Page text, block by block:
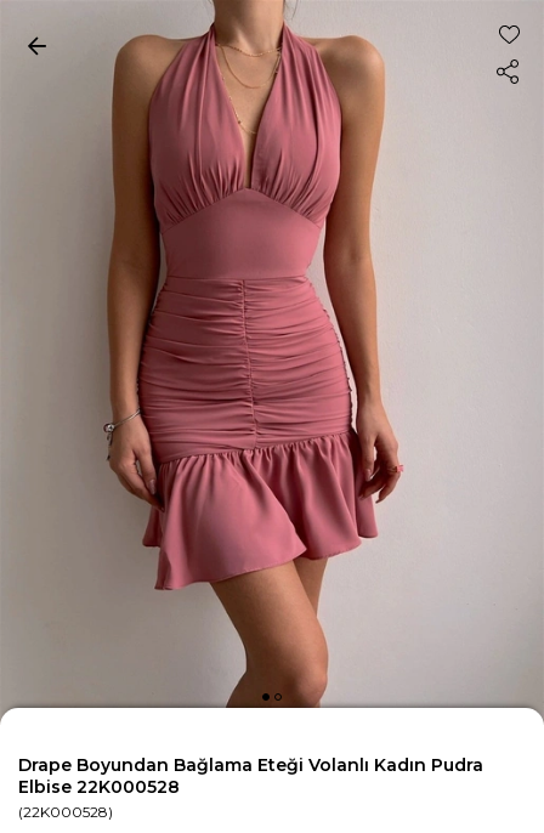
Drape Boyundan Bağlama Eteği Volanlı Kadın Pudra
Elbise 22K000528
(22K000528)